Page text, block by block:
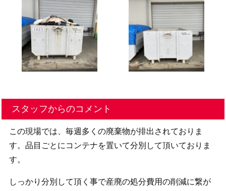
スタッフからのコメント
この現場では、毎週多くの廃棄物が排出されておりま
す。品目ごとにコンテナを置いて分別して頂いておりま
す。
しっかり分別して頂く事で産廃の処分費用の削減に繋が